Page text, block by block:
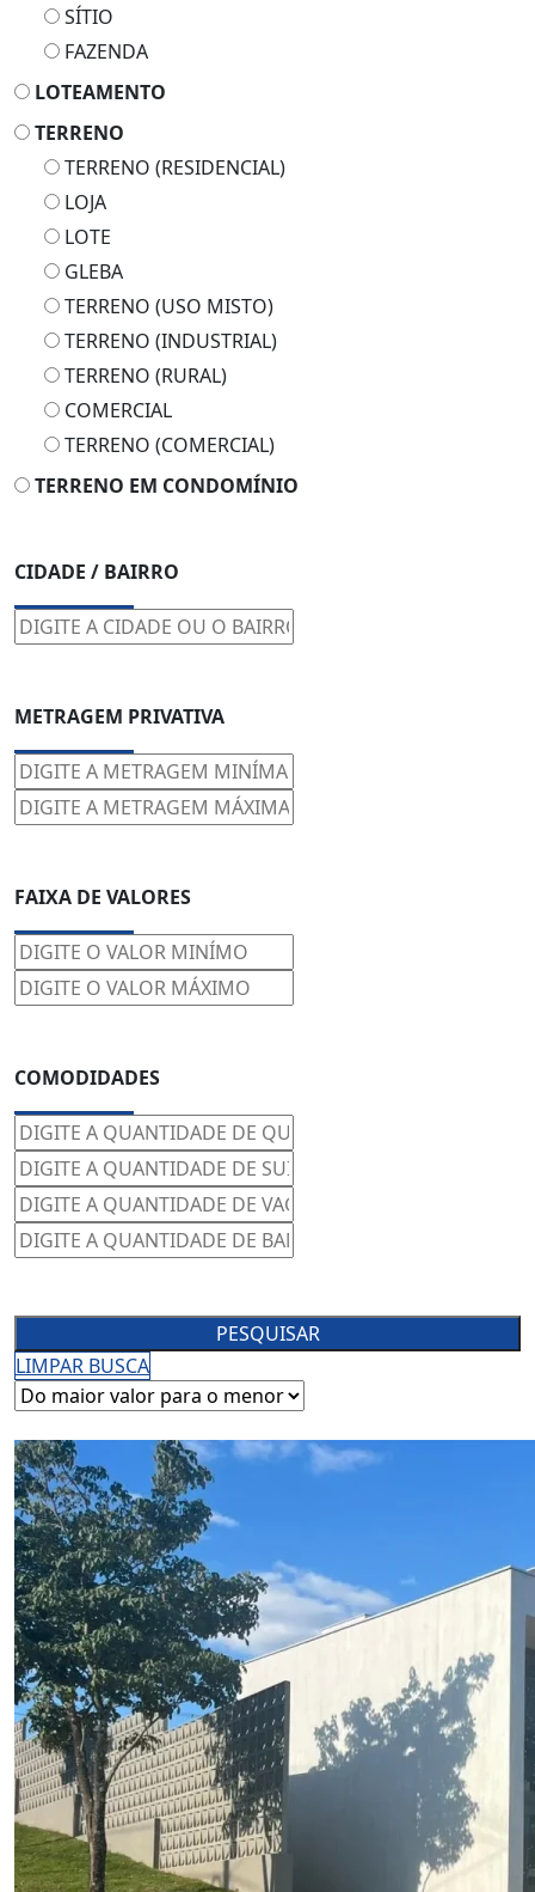
SÍTIO
FAZENDA
LOTEAMENTO
TERRENO
TERRENO (RESIDENCIAL)
LOJA
LOTE
GLEBA
TERRENO (USO MISTO)
TERRENO (INDUSTRIAL)
TERRENO (RURAL)
COMERCIAL
TERRENO (COMERCIAL)
TERRENO EM CONDOMÍNIO
CIDADE / BAIRRO
METRAGEM PRIVATIVA
FAIXA DE VALORES
COMODIDADES
PESQUISAR
LIMPAR BUSCA